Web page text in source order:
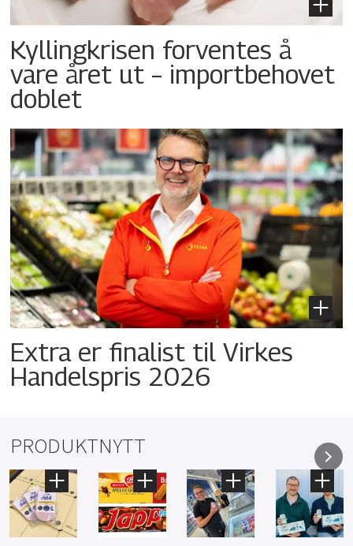
Kyllingkrisen forventes å
vare året ut – importbehovet
doblet
Extra er finalist til Virkes
Handelspris 2026
PRODUKTNYTT